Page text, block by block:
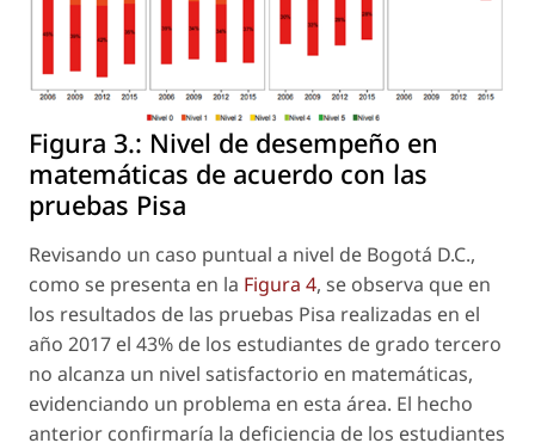
Figura 3.: Nivel de desempeño en
matemáticas de acuerdo con las
pruebas Pisa
Revisando un caso puntual a nivel de Bogotá D.C.,
como se presenta en la Figura 4, se observa que en
los resultados de las pruebas Pisa realizadas en el
año 2017 el 43% de los estudiantes de grado tercero
no alcanza un nivel satisfactorio en matemáticas,
evidenciando un problema en esta área. El hecho
anterior confirmaría la deficiencia de los estudiantes